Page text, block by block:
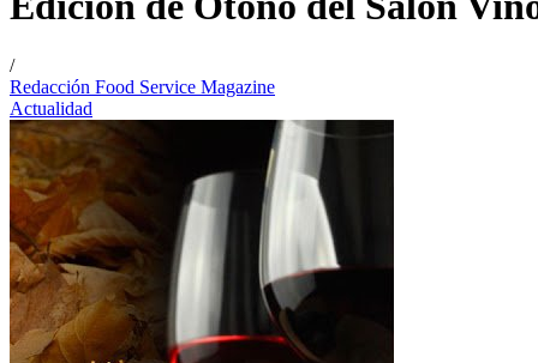
/
Redacción Food Service Magazine
Actualidad